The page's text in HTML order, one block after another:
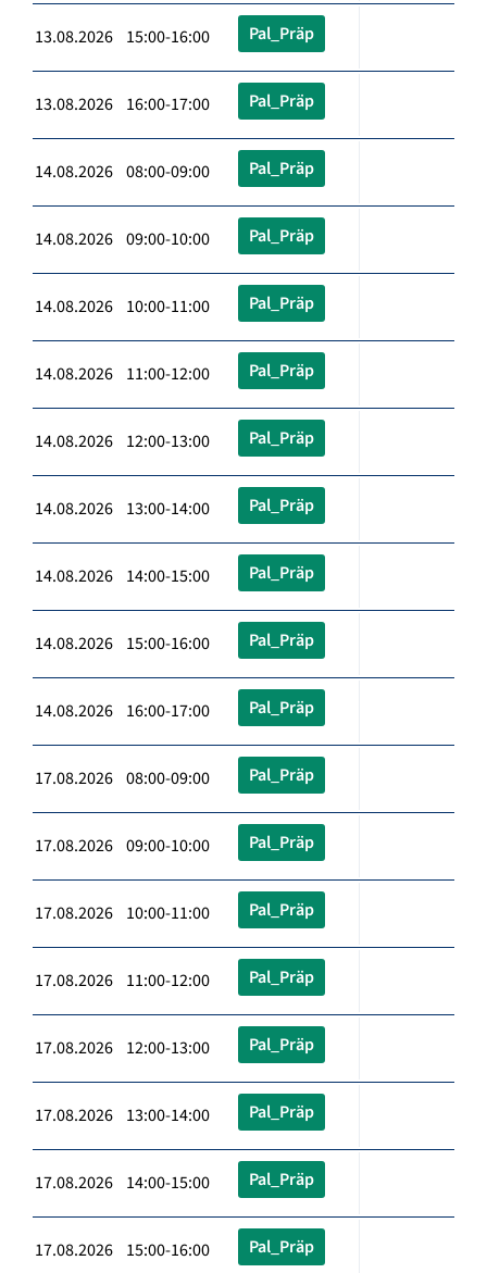
13.08.2026 15:00-16:00 Pal_Präp
13.08.2026 16:00-17:00 Pal_Präp
14.08.2026 08:00-09:00 Pal_Präp
14.08.2026 09:00-10:00 Pal_Präp
14.08.2026 10:00-11:00 Pal_Präp
14.08.2026 11:00-12:00 Pal_Präp
14.08.2026 12:00-13:00 Pal_Präp
14.08.2026 13:00-14:00 Pal_Präp
14.08.2026 14:00-15:00 Pal_Präp
14.08.2026 15:00-16:00 Pal_Präp
14.08.2026 16:00-17:00 Pal_Präp
17.08.2026 08:00-09:00 Pal_Präp
17.08.2026 09:00-10:00 Pal_Präp
17.08.2026 10:00-11:00 Pal_Präp
17.08.2026 11:00-12:00 Pal_Präp
17.08.2026 12:00-13:00 Pal_Präp
17.08.2026 13:00-14:00 Pal_Präp
17.08.2026 14:00-15:00 Pal_Präp
17.08.2026 15:00-16:00 Pal_Präp